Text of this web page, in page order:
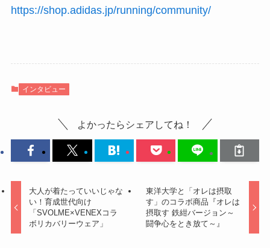
https://shop.adidas.jp/running/community/
インタビュー
よかったらシェアしてね！
大人が着たっていいじゃな
い！育成世代向け
「SVOLME×VENEXコラ
ボリカバリーウェア」
東洋大学と「オレは摂取
す」のコラボ商品『オレは
摂取す 鉄紺バージョン～
闘争心をとき放て～』